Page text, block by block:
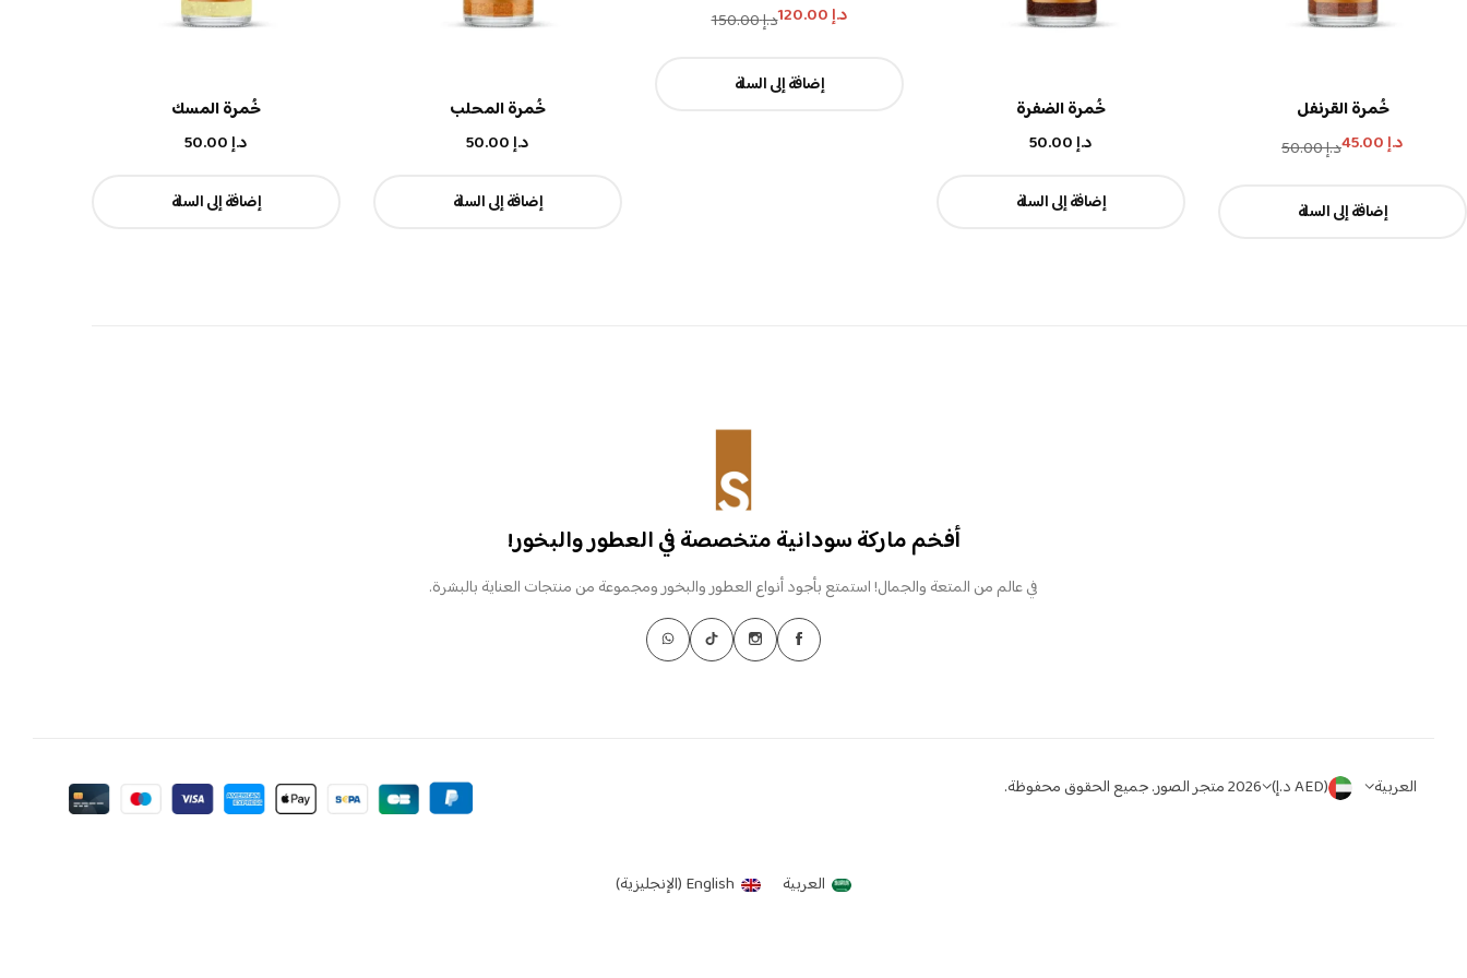
خُمرة القرنفل
د.إ50.00 د.إ
إضافة إلى السلة
خُمرة الضفرة
د.إ
إضافة إلى السلة
د.إ150.00 د.إ
إضافة إلى السلة
خُمرة المحلب
د.إ
إضافة إلى السلة
خُمرة المسك
د.إ
إضافة إلى السلة
أفخم ماركة سودانية متخصصة في العطور والبخور!
في عالم من المتعة والجمال! استمتع بأجود أنواع العطور والبخور ومجموعة من منتجات العناية بالبشرة.
العربية (AED د.إ) 2026 متجر الصور. جميع الحقوق محفوظة.
العربية English
(الإنجليزية)